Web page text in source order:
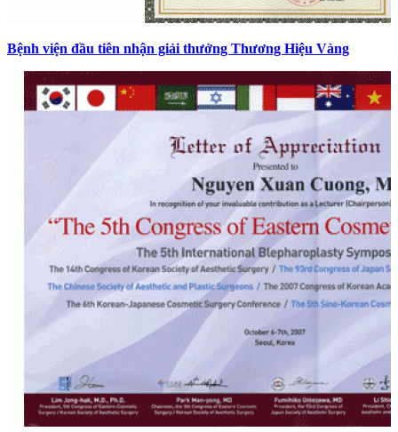
Bệnh viện đầu tiên nhận giải thưởng Thương Hiệu Vàng